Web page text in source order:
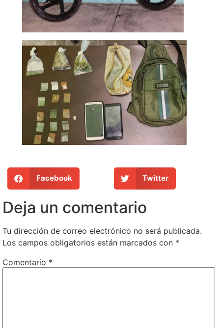
Facebook Twitter
Deja un comentario
Tu dirección de correo electrónico no será publicada.
Los campos obligatorios están marcados con *
Comentario *